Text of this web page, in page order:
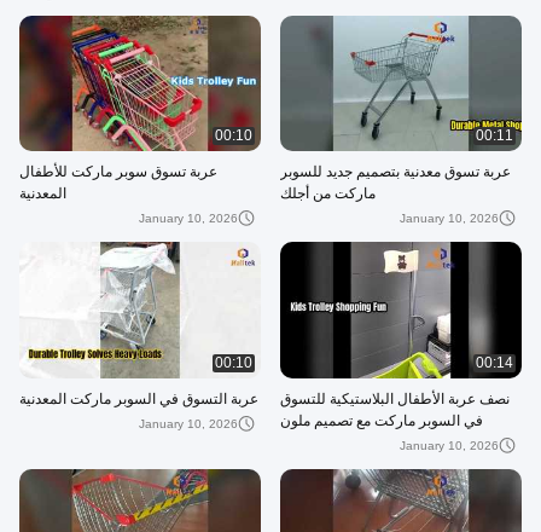
00:11
عربة تسوق معدنية بتصميم جديد للسوبر
ماركت من أجلك
January 10, 2026
00:10
عربة تسوق سوبر ماركت للأطفال
المعدنية
January 10, 2026
00:14
نصف عربة الأطفال البلاستيكية للتسوق
في السوبر ماركت مع تصميم ملون
January 10, 2026
00:10
عربة التسوق في السوبر ماركت المعدنية
January 10, 2026